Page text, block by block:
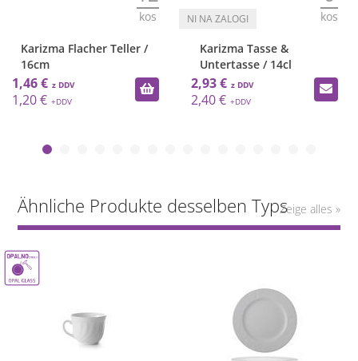
kos
Karizma Flacher Teller /
16cm
1,46 €
1,20 €
kos
Karizma Tasse &
Untertasse / 14cl
2,93 €
2,40 €
Ähnliche Produkte desselben TypsZeige alles »